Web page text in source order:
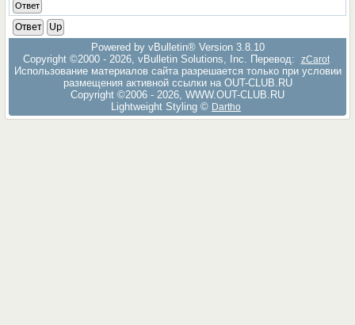
Ответ
Ответ
Up
Powered by vBulletin® Version 3.8.10
Copyright ©2000 - 2026, vBulletin Solutions, Inc. Перевод:
zCarot
Использование материалов сайта разрешается только при условии
размещения активной ссылки на OUT-CLUB.RU
Copyright ©2006 - 2026, WWW.OUT-CLUB.RU
Lightweight Styling © Dartho